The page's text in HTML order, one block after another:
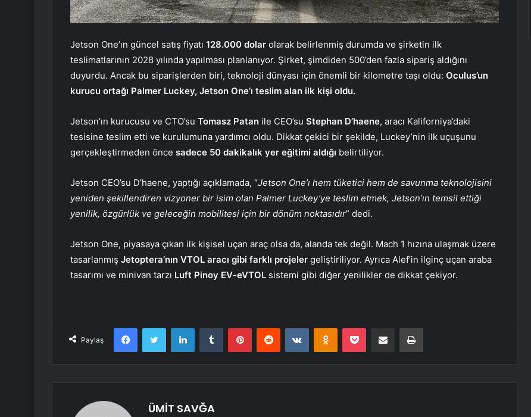
Jetson One’ın güncel satış fiyatı 128.000 dolar olarak belirlenmiş durumda ve şirketin ilk
teslimatlarının 2028 yılında yapılması planlanıyor. Şirket, şimdiden 500’den fazla sipariş aldığını
duyurdu. Ancak bu siparişlerden biri, teknoloji dünyası için önemli bir kilometre taşı oldu: Oculus’un
kurucu ortağı Palmer Luckey, Jetson One’ı teslim alan ilk kişi oldu.
Jetson’ın kurucusu ve CTO’su Tomasz Patan ile CEO’su Stephan D’haene, aracı Kaliforniya’daki
tesisine teslim etti ve kurulumuna yardımcı oldu. Dikkat çekici bir şekilde, Luckey’nin ilk uçuşunu
gerçekleştirmeden önce sadece 50 dakikalık yer eğitimi aldığı belirtiliyor.
Jetson CEO’su D’haene, yaptığı açıklamada, “Jetson One’ı hem tüketici hem de savunma teknolojisini
yeniden şekillendiren vizyoner bir isim olan Palmer Luckey’ye teslim etmek, Jetson’ın temsil ettiği
yenilik, özgürlük ve geleceğin mobilitesi için bir dönüm noktasıdır” dedi.
Jetson One, piyasaya çıkan ilk kişisel uçan araç olsa da, alanda tek değil. Mach 1 hızına ulaşmak üzere
tasarlanmış Jetoptera’nın VTOL aracı gibi farklı projeler geliştiriliyor. Ayrıca Alef’in ilginç uçan araba
tasarımı ve minivan tarzı Luft Pinoy EV-eVTOL sistemi gibi diğer yenilikler de dikkat çekiyor.
Paylaş
FacebookTwitter LinkedInTumblr PinterestReddit VKontakteOdnoklassniki
Pocket E-Posta ile paylaş Yazdır
ÜMİT SAVĞA